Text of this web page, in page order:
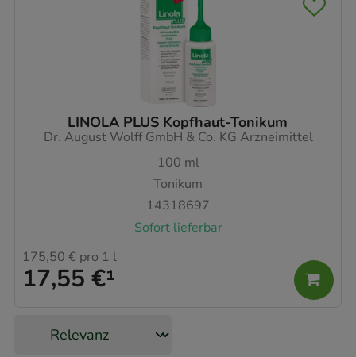
LINOLA PLUS Kopfhaut-Tonikum
Dr. August Wolff GmbH & Co. KG Arzneimittel
100 ml
Tonikum
14318697
Sofort lieferbar
17,55 €¹
175,50 € pro 1 l